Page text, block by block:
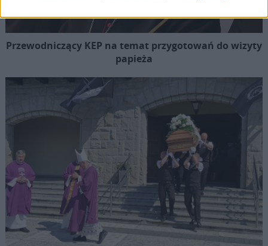
Przewodniczący KEP na temat przygotowań do wizyty
papieża